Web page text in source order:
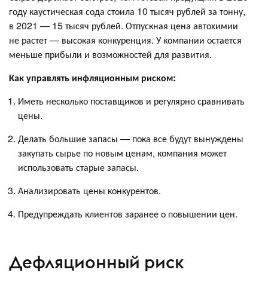
году каустическая сода стоила 10 тысяч рублей за тонну,
в 2021 — 15 тысяч рублей. Отпускная цена автохимии
не растет — высокая конкуренция. У компании остается
меньше прибыли и возможностей для развития.
Как управлять инфляционным риском:
Иметь несколько поставщиков и регулярно сравнивать
цены.
Делать большие запасы — пока все будут вынуждены
закупать сырье по новым ценам, компания может
использовать старые запасы.
Анализировать цены конкурентов.
Предупреждать клиентов заранее о повышении цен.
Дефляционный риск